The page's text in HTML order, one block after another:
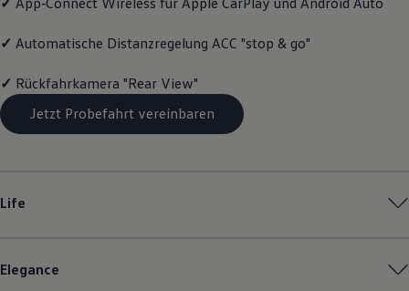
Motorenöl und Flüssigkeiten
Pannen- und Unfallhilfe
Volkswagen Teile
Zubehör
Modellspezifisches Zubehör
✓ Automatische Distanzregelung ACC "stop & go"
✓ Rückfahrkamera "Rear View"
Jetzt Probefahrt vereinbaren
Life
Elegance